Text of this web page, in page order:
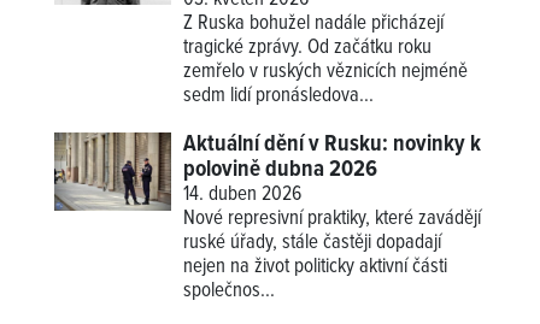
Z Ruska bohužel nadále přicházejí
tragické zprávy. Od začátku roku
zemřelo v ruských věznicích nejméně
sedm lidí pronásledova...
Aktuální dění v Rusku: novinky k
polovině dubna 2026
14. duben 2026
Nové represivní praktiky, které zavádějí
ruské úřady, stále častěji dopadají
nejen na život politicky aktivní části
společnos...